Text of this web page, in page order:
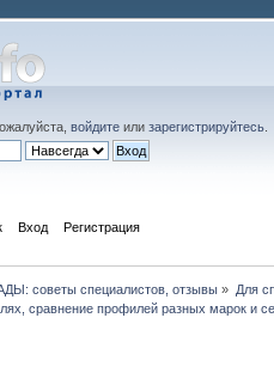
войдите или зарегистрируйтесь
Вход Регистрация
советы специалистов, отзывы » Для
сравнение профилей разных марок и